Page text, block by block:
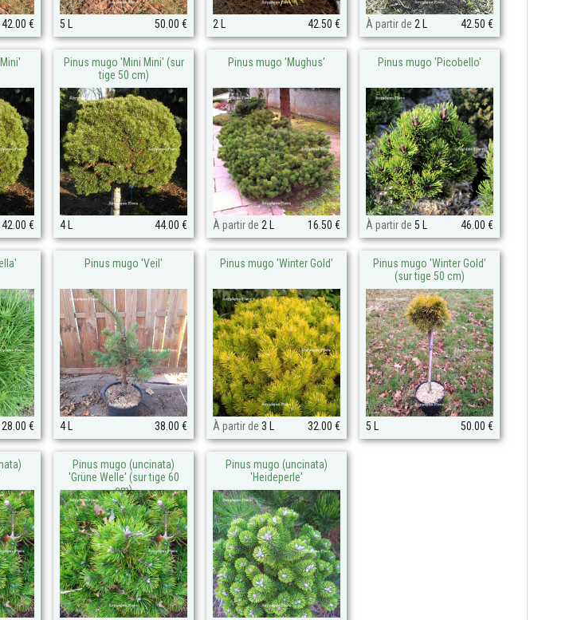
42.00 € 5 L 50.00 € 2 L 42.50 € À partir de 2 L 42.50 €
42.00 €
Pinus mugo 'Mini Mini' (sur
tige 50 cm)
4 L 44.00 €
Pinus mugo 'Mughus'
À partir de 2 L 16.50 €
Pinus mugo 'Picobello'
À partir de 5 L 46.00 €
28.00 €
Pinus mugo 'Veil'
4 L 38.00 €
Pinus mugo 'Winter Gold'
À partir de 3 L 32.00 €
Pinus mugo 'Winter Gold'
(sur tige 50 cm)
5 L 50.00 €
Pinus mugo (uncinata)
'Grüne Welle' (sur tige 60
cm)
Pinus mugo (uncinata)
'Heideperle'